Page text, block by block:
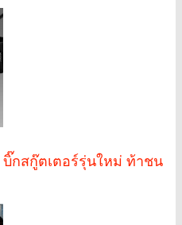
บิ๊กสกู๊ตเตอร์รุ่นใหม่ ท้าชน